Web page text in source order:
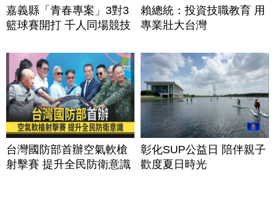
嘉義縣「青春專案」3對3
籃球賽開打 千人同場競技
賴總統：投資技職教育 用
專業壯大台灣
台灣國防部首辦空氣軟槍
射擊賽 提升全民防衛意識
彰化SUP公益日 陪伴親子
歡度夏日時光